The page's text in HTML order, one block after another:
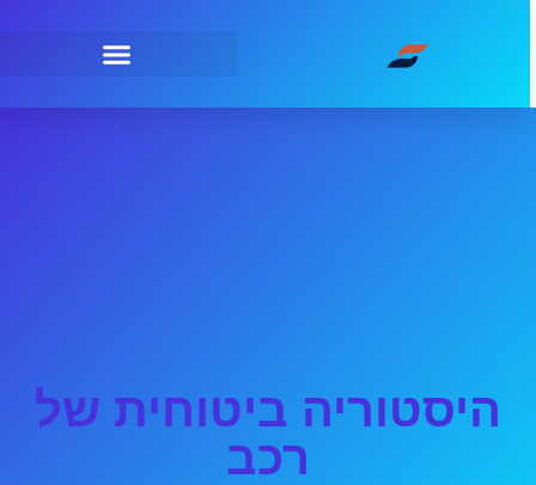
היסטוריה ביטוחית של
רכב